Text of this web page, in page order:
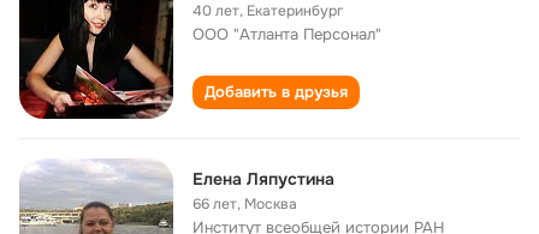
40 лет, Екатеринбург
ООО "Атланта Персонал"
Добавить в друзья
Елена Ляпустина
66 лет, Москва
Институт всеобщей истории РАН